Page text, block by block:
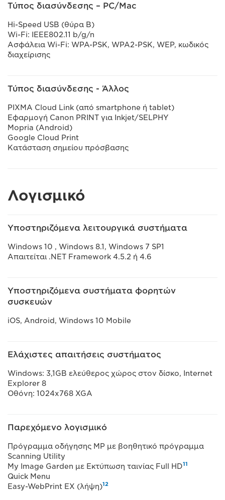
Τύπος διασύνδεσης – PC/Mac
Hi-Speed USB (θύρα B)
Wi-Fi: IEEE802.11 b/g/n
Ασφάλεια Wi-Fi: WPA-PSK, WPA2-PSK, WEP, κωδικός
διαχείρισης
Τύπος διασύνδεσης - Άλλος
PIXMA Cloud Link (από smartphone ή tablet)
Εφαρμογή Canon PRINT για Inkjet/SELPHY
Mopria (Android)
Google Cloud Print
Κατάσταση σημείου πρόσβασης
Λογισμικό
Υποστηριζόμενα λειτουργικά συστήματα
Windows 10 , Windows 8.1, Windows 7 SP1
Απαιτείται .NET Framework 4.5.2 ή 4.6
Υποστηριζόμενα συστήματα φορητών
συσκευών
iOS, Android, Windows 10 Mobile
Ελάχιστες απαιτήσεις συστήματος
Windows: 3,1GB ελεύθερος χώρος στον δίσκο, Internet
Explorer 8
Οθόνη: 1024x768 XGA
Παρεχόμενο λογισμικό
Πρόγραμμα οδήγησης MP με βοηθητικό πρόγραμμα
Scanning Utility
My Image Garden με Εκτύπωση ταινίας Full HD11
Quick Menu
Easy-WebPrint EX (λήψη)12